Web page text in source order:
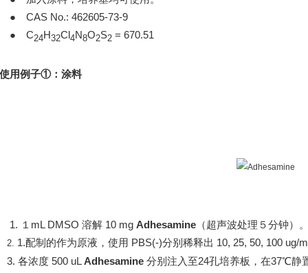
CAS No.: 462605-73-9
C24H32Cl4N8O2S2= 670.51
用例子①： 涂料
1. １mL DMSO 溶解 10 mg Adhesamine（超声波处理 ５分钟）。
2. 1.配制的作为原液，使用 PBS(-)分别稀释出 10, 25, 50, 100 ug/
3. 各浓度 500 uLAdhesamine 分别注入至24孔培养板，在37℃静